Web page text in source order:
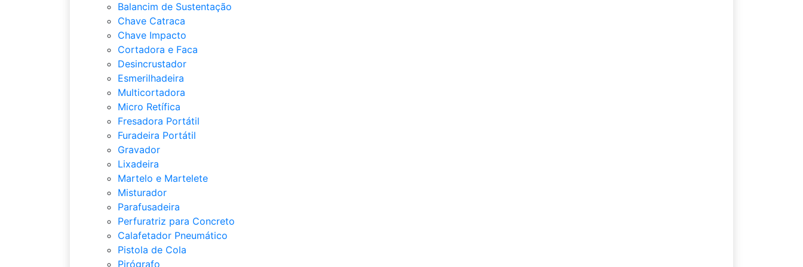
Balancim de Sustentação
Chave Catraca
Chave Impacto
Cortadora e Faca
Desincrustador
Esmerilhadeira
Multicortadora
Micro Retífica
Fresadora Portátil
Furadeira Portátil
Gravador
Lixadeira
Martelo e Martelete
Misturador
Parafusadeira
Perfuratriz para Concreto
Calafetador Pneumático
Pistola de Cola
Pirógrafo